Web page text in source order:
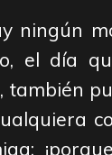
ningún
el día
también